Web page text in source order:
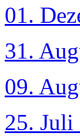
01.
31.
09.
25. Juli